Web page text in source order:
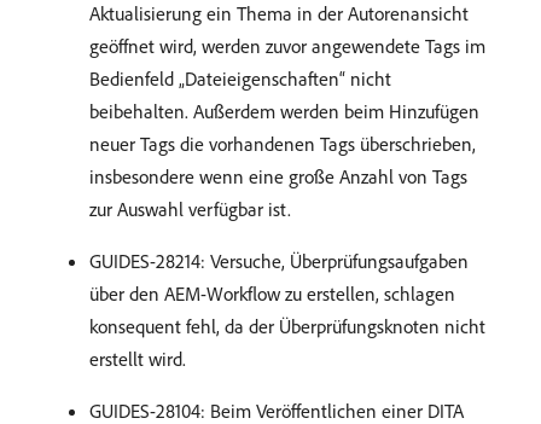
Aktualisierung ein Thema in der Autorenansicht
geöffnet wird, werden zuvor angewendete Tags im
Bedienfeld „Dateieigenschaften“ nicht
beibehalten. Außerdem werden beim Hinzufügen
neuer Tags die vorhandenen Tags überschrieben,
insbesondere wenn eine große Anzahl von Tags
zur Auswahl verfügbar ist.
GUIDES-28214: Versuche, Überprüfungsaufgaben
über den AEM-Workflow zu erstellen, schlagen
konsequent fehl, da der Überprüfungsknoten nicht
erstellt wird.
GUIDES-28104: Beim Veröffentlichen einer DITA